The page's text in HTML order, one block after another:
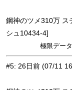
鋼神のツメ310万 ス
シュ10434-4]
極限デー
#5: 26日前 (07/11